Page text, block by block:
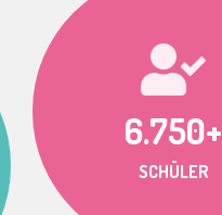
6.750+
SCHÜLER